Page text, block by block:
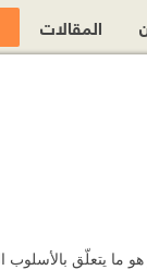
في الكتاب أن أهم أسباب الإنتكاس الذي
المقالات